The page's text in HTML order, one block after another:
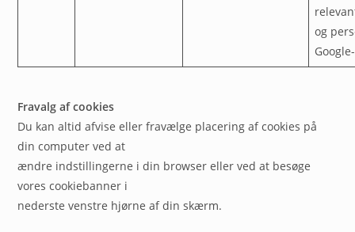
og
Fravalg af cookies
Du kan altid afvise eller fravælge placering af cookies på
din computer ved at
ændre indstillingerne i din browser eller ved at besøge
vores cookiebanner i
nederste venstre hjørne af din skærm.